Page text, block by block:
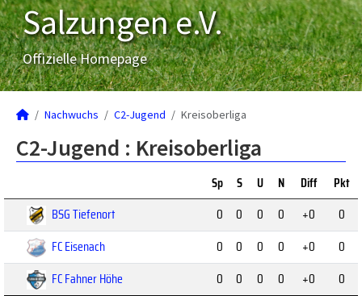
Salzungen e.V.
Offizielle Homepage
Nachwuchs C2-Jugend Kreisoberliga
C2-Jugend : Kreisoberliga
Sp S U N Diff
Pkt
BSG Tiefenort
0 0 0 0 +0
0
FC Eisenach
0 0 0 0 +0
0
FC Fahner Höhe
0 0 0 0 +0
0